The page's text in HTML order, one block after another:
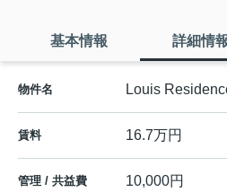
基本情報 詳細情
物件名 Louis
賃料 16.7万円
管理 / 共益費 10,000円